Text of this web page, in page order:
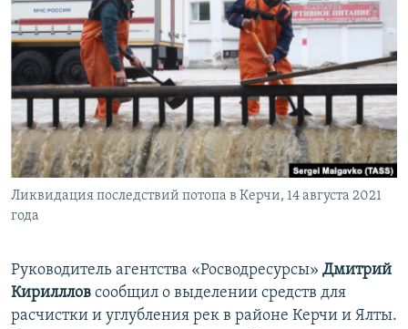
СОВЕТЫ ПРАВОЗАЩИТНИКОВ
ПРОПАВШИЕ БЕЗ ВЕСТИ
ПОБЕДИТЕЛЕЙ НЕ СУДЯТ?
КРЫМ.НЕПОКОРЕННЫЙ
ELIFBE
УКРАИНСКАЯ ПРОБЛЕМА КРЫМА
Qırımtatar
ПРИСОЕДИНЯЙТЕСЬ!
Все сайты RFE/RL
Ликвидация последствий потопа в Керчи, 14 августа 2021
года
Руководитель агентства «Росводресурсы» Дмитрий
Кирилллов сообщил о выделении средств для
расчистки и углубления рек в районе Керчи и Ялты.